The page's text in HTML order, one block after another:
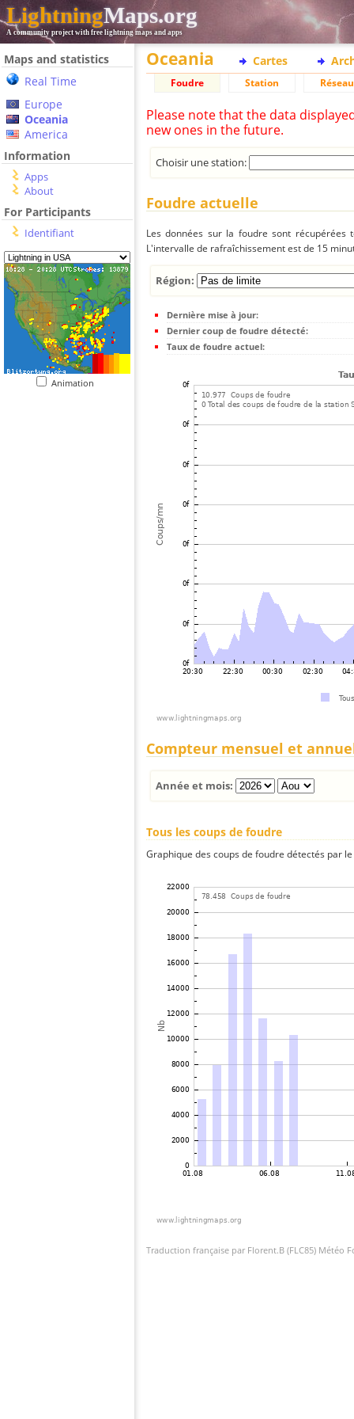
LightningMaps.org
A community project with free lightning maps and apps
Maps and statistics
Real Time
Europe
Oceania
America
Information
Apps
About
For Participants
Identifiant
Animation
Oceania Cartes
Foudre Station Réseau
Please note that the data
new ones in the future.
Choisir une station:
Foudre actuelle
Les données sur la foudre sont
L'intervalle de rafraîchissement est de 15
Région:
Dernière mise à jour:
Dernier coup de foudre détecté:
Taux de foudre actuel:
Compteur mensuel et
Année et mois:
Tous les coups de foudre
Graphique des coups de foudre détectés par
Traduction française par Florent.B (FLC85) Météo